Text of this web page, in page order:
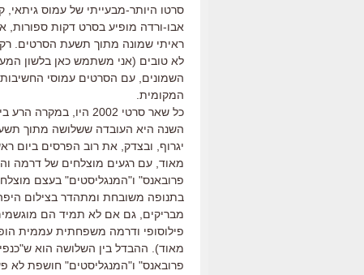
סרטו היותר-מבעייתי של עמוס גיתאי,
אבו-ורדה מופיע בסרט דקות ספורות,
ראיתי שמונה מתוך תשעת הסרטים.
לא טובים (אני משתמש כאן בלשון
השמונים, עם הסרטים עמוסי
המקומית.
כל שאר סרטי 2002
השנה היא העובדה ששלושה מתוך
יגרוף, ובצדק, את רוב הפרסים ביום
מאוד, עם רגעים מוצלחים של דרמה
פרובאנס" ו"המנגליסטים" בעצם
בתנופה משובחת ומתהדר בצילום
מבריקים, גם אם לא תמיד הם מוגשמים
פילוסופי ודרמה משפחתית עממית
מאוד). ההבדל בין השלושה הוא
פרובאנס" ו"המנגליסטים" חושפת לא